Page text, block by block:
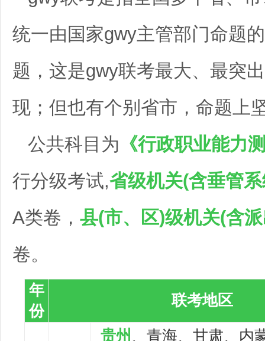
统一由国家gwy主管部门命题
题，这是gwy联考最大、最突
现；但也有个别省市，命题上
公共科目为 《行政职业能力
行分级考试,省级机关(含垂管
A类卷， 县(市、区)级机关(含
卷。
年
份
联考地区
贵州 、青海、甘肃、内